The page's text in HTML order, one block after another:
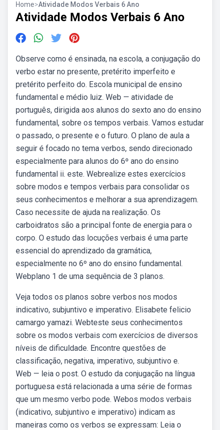
Home>Atividade Modos Verbais 6 Ano
Atividade Modos Verbais 6 Ano
Observe como é ensinada, na escola, a conjugação do
verbo estar no presente, pretérito imperfeito e
pretérito perfeito do. Escola municipal de ensino
fundamental e médio luiz. Web — atividade de
português, dirigida aos alunos do sexto ano do ensino
fundamental, sobre os tempos verbais. Vamos estudar
o passado, o presente e o futuro. O plano de aula a
seguir é focado no tema verbos, sendo direcionado
especialmente para alunos do 6º ano do ensino
fundamental ii. este. Webrealize estes exercícios
sobre modos e tempos verbais para consolidar os
seus conhecimentos e melhorar a sua aprendizagem.
Caso necessite de ajuda na realização. Os
carboidratos são a principal fonte de energia para o
corpo. O estudo das locuções verbais é uma parte
essencial do aprendizado da gramática,
especialmente no 6º ano do ensino fundamental.
Webplano 1 de uma sequência de 3 planos.
Veja todos os planos sobre verbos nos modos
indicativo, subjuntivo e imperativo. Elisabete felicio
camargo yamazi. Webteste seus conhecimentos
sobre os modos verbais com exercícios de diversos
níveis de dificuldade. Encontre questões de
classificação, negativa, imperativo, subjuntivo e.
Web — leia o post. O estudo da conjugação na língua
portuguesa está relacionada a uma série de formas
que um mesmo verbo pode. Webos modos verbais
(indicativo, subjuntivo e imperativo) indicam as
maneiras como os verbos se expressam: Leia o